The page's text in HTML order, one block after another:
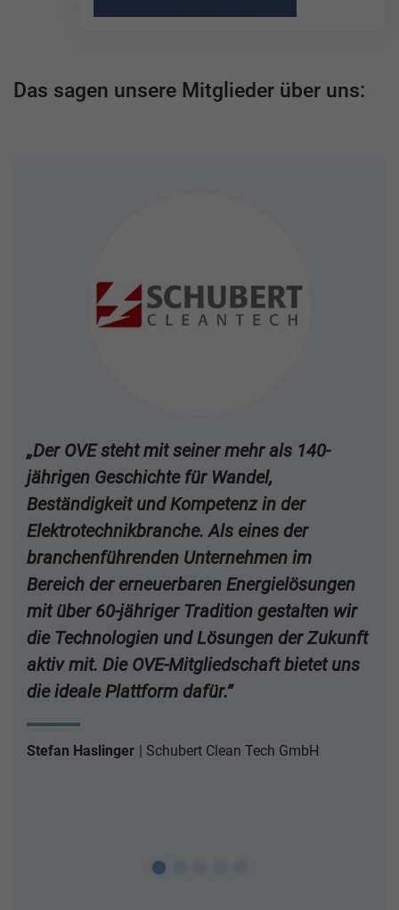
Das sagen unsere Mitglieder über uns:
„Der OVE steht mit seiner mehr als 140-
jährigen Geschichte für Wandel,
Beständigkeit und Kompetenz in der
Elektrotechnikbranche. Als eines der
branchenführenden Unternehmen im
Bereich der erneuerbaren Energielösungen
mit über 60-jähriger Tradition gestalten wir
die Technologien und Lösungen der Zukunft
aktiv mit. Die OVE-Mitgliedschaft bietet uns
die ideale Plattform dafür.“
Stefan Haslinger Schubert Clean Tech GmbH